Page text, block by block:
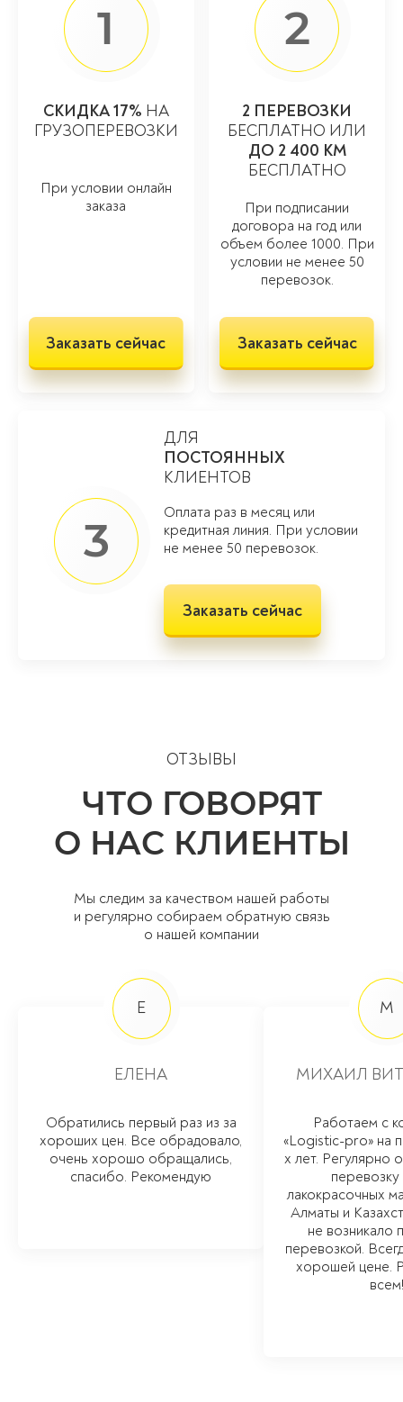
1
СКИДКА 17% НА
ГРУЗОПЕРЕВОЗКИ
При условии онлайн
заказа
Заказать сейчас
2
2 ПЕРЕВОЗКИ
БЕСПЛАТНО ИЛИ
ДО 2 400 КМ
БЕСПЛАТНО
При подписании
договора на год или
объем более 1000. При
условии не менее 50
перевозок.
Заказать сейчас
3
ДЛЯ
ПОСТОЯННЫХ
КЛИЕНТОВ
Оплата раз в месяц или
кредитная линия. При условии
не менее 50 перевозок.
Заказать сейчас
ОТЗЫВЫ
ЧТО ГОВОРЯТ
О НАС КЛИЕНТЫ
Мы следим за качеством нашей работы
и регулярно собираем обратную связь
о нашей компании
Е
ЕЛЕНА
Обратились первый раз из за
хороших цен. Все обрадовало,
очень хорошо обращались,
спасибо. Рекомендую
М
МИХАИЛ
Работаем с
«Logistic-pro» на
х лет. Регулярно
лакокрасочных
Алматы и
не возникало
перевозкой.
хорошей цене.
всем!